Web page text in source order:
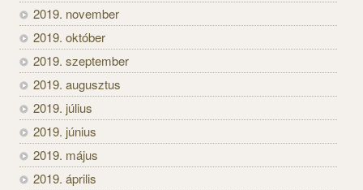
2019. november
2019. október
2019. szeptember
2019. augusztus
2019. július
2019. június
2019. május
2019. április